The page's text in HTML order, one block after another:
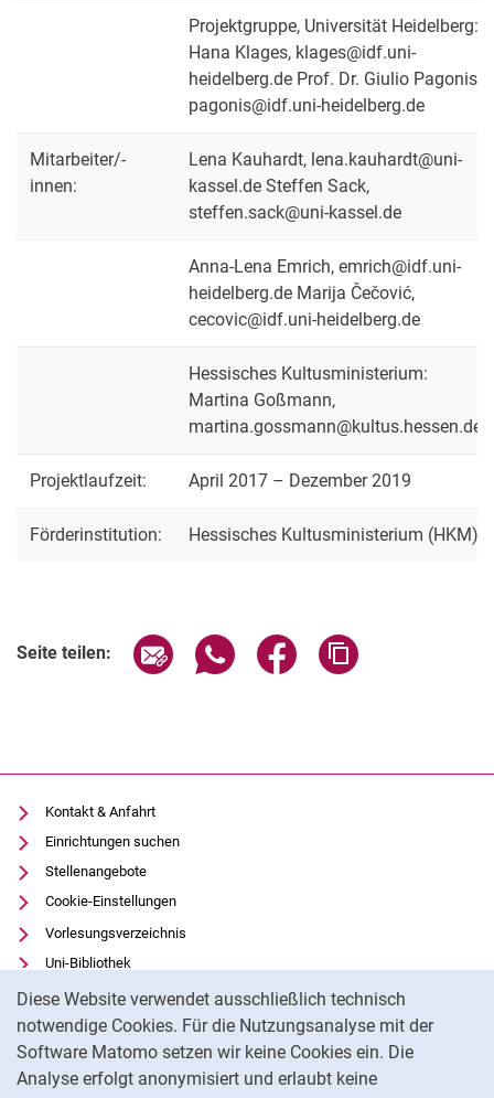
Diese Website verwendet ausschließlich technisch
notwendige Cookies. Für die Nutzungsanalyse mit der
Software Matomo setzen wir keine Cookies ein. Die
Analyse erfolgt anonymisiert und erlaubt keine
Projektgruppe, Universität Heidelberg:
Hana Klages, klages@idf.uni-
heidelberg.de Prof. Dr. Giulio Pagonis,
pagonis@idf.uni-heidelberg.de
Mitarbeiter/-
innen:
Lena Kauhardt, lena.kauhardt@uni-
kassel.de Steffen Sack,
steffen.sack@uni-kassel.de
Anna-Lena Emrich, emrich@idf.uni-
heidelberg.de Marija Čečović,
cecovic@idf.uni-heidelberg.de
Hessisches Kultusministerium:
Martina Goßmann,
martina.gossmann@kultus.hessen.de
Projektlaufzeit: April 2017 – Dezember 2019
Förderinstitution: Hessisches Kultusministerium (HKM)
Seite teilen: Seite über E-Mail teilen
Seite über WhatsApp teilen
Seite über Facebook
Kontakt & Anfahrt
Einrichtungen suchen
Stellenangebote
Cookie-Einstellungen
Vorlesungsverzeichnis
Uni-Bibliothek
Moodle
Panopto
Datenschutz
Barrierefreiheit